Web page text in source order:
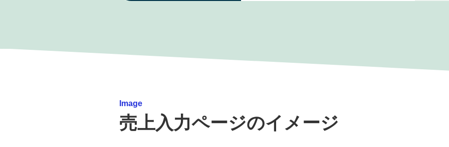
Image
売上入力ページのイメージ